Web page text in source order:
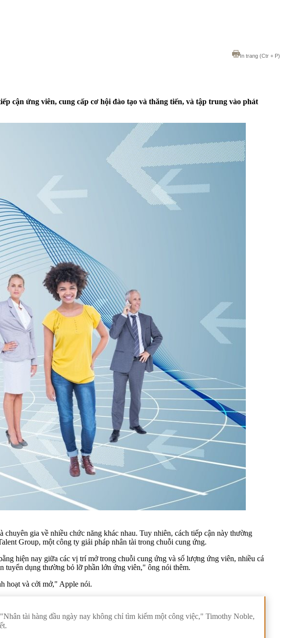
In trang (Ctr + P)
cận ứng viên, cung cấp cơ hội đào tạo và thăng tiến, và tập trung vào phát
gia về nhiều chức năng khác nhau. Tuy nhiên, cách tiếp cận này thường
Group, một công ty giải pháp nhân tài trong chuỗi cung ứng.
hiện nay giữa các vị trí mở trong chuỗi cung ứng và số lượng ứng viên, nhiều cá
tuyển dụng thường bỏ lỡ phần lớn ứng viên," ông nói thêm.
hoạt và cởi mở," Apple nói.
tài hàng đầu ngày nay không chỉ tìm kiếm một công việc," Timothy Noble,